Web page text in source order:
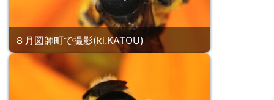
８月図師町で撮影(ki.KATOU)